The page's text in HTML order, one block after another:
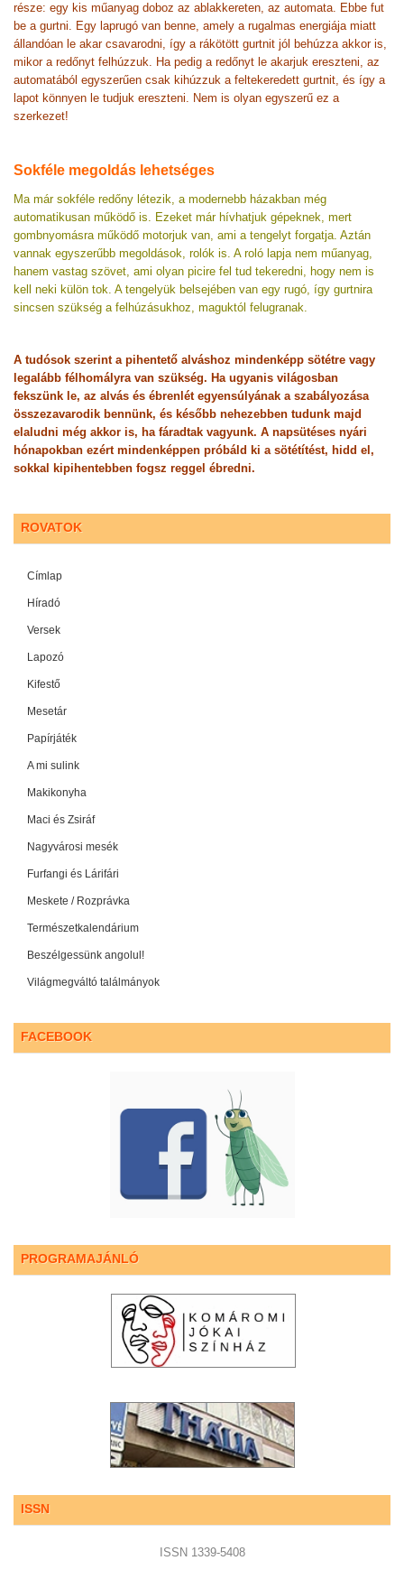
része: egy kis műanyag doboz az ablakkereten, az automata. Ebbe fut
be a gurtni. Egy laprugó van benne, amely a rugalmas energiája miatt
állandóan le akar csavarodni, így a rákötött gurtnit jól behúzza akkor is,
mikor a redőnyt felhúzzuk. Ha pedig a redőnyt le akarjuk ereszteni, az
automatából egyszerűen csak kihúzzuk a feltekeredett gurtnit, és így a
lapot könnyen le tudjuk ereszteni. Nem is olyan egyszerű ez a
szerkezet!
Sokféle megoldás lehetséges
Ma már sokféle redőny létezik, a modernebb házakban még
automatikusan működő is. Ezeket már hívhatjuk gépeknek, mert
gombnyomásra működő motorjuk van, ami a tengelyt forgatja. Aztán
vannak egyszerűbb megoldások, rolók is. A roló lapja nem műanyag,
hanem vastag szövet, ami olyan picire fel tud tekeredni, hogy nem is
kell neki külön tok. A tengelyük belsejében van egy rugó, így gurtnira
sincsen szükség a felhúzásukhoz, maguktól felugranak.
A tudósok szerint a pihentető alváshoz mindenképp sötétre vagy
legalább félhomályra van szükség. Ha ugyanis világosban
fekszünk le, az alvás és ébrenlét egyensúlyának a szabályozása
összezavarodik bennünk, és később nehezebben tudunk majd
elaludni még akkor is, ha fáradtak vagyunk. A napsütéses nyári
hónapokban ezért mindenképpen próbáld ki a sötétítést, hidd el,
sokkal kipihentebben fogsz reggel ébredni.
ROVATOK
Címlap
Híradó
Versek
Lapozó
Kifestő
Mesetár
Papírjáték
A mi sulink
Makikonyha
Maci és Zsiráf
Nagyvárosi mesék
Furfangi és Lárifári
Meskete / Rozprávka
Természetkalendárium
Beszélgessünk angolul!
Világmegváltó találmányok
FACEBOOK
PROGRAMAJÁNLÓ
ISSN
ISSN 1339-5408